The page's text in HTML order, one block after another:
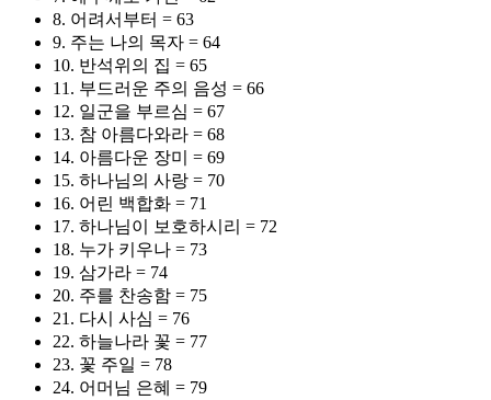
8. 어려서부터 = 63
9. 주는 나의 목자 = 64
10. 반석위의 집 = 65
11. 부드러운 주의 음성 = 66
12. 일군을 부르심 = 67
13. 참 아름다와라 = 68
14. 아름다운 장미 = 69
15. 하나님의 사랑 = 70
16. 어린 백합화 = 71
17. 하나님이 보호하시리 = 72
18. 누가 키우나 = 73
19. 삼가라 = 74
20. 주를 찬송함 = 75
21. 다시 사심 = 76
22. 하늘나라 꽃 = 77
23. 꽃 주일 = 78
24. 어머님 은혜 = 79